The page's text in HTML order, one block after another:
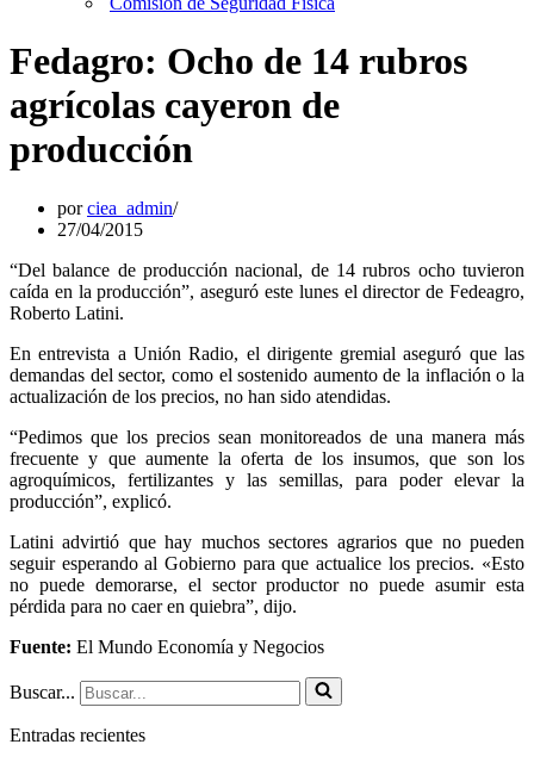
Fedagro: Ocho de 14 rubros
agrícolas cayeron de
producción
porciea_admin
27/04/2015
“Del balance de producción nacional, de 14 rubros ocho tuvieron
caída en la producción”, aseguró este lunes el director de Fedeagro,
Roberto Latini.
En entrevista a Unión Radio, el dirigente gremial aseguró que las
demandas del sector, como el sostenido aumento de la inflación o la
actualización de los precios, no han sido atendidas.
“Pedimos que los precios sean monitoreados de una manera más
frecuente y que aumente la oferta de los insumos, que son los
agroquímicos, fertilizantes y las semillas, para poder elevar la
producción”, explicó.
Latini advirtió que hay muchos sectores agrarios que no pueden
seguir esperando al Gobierno para que actualice los precios. «Esto
no puede demorarse, el sector productor no puede asumir esta
pérdida para no caer en quiebra”, dijo.
Fuente: El Mundo Economía y Negocios
Buscar...
Entradas recientes